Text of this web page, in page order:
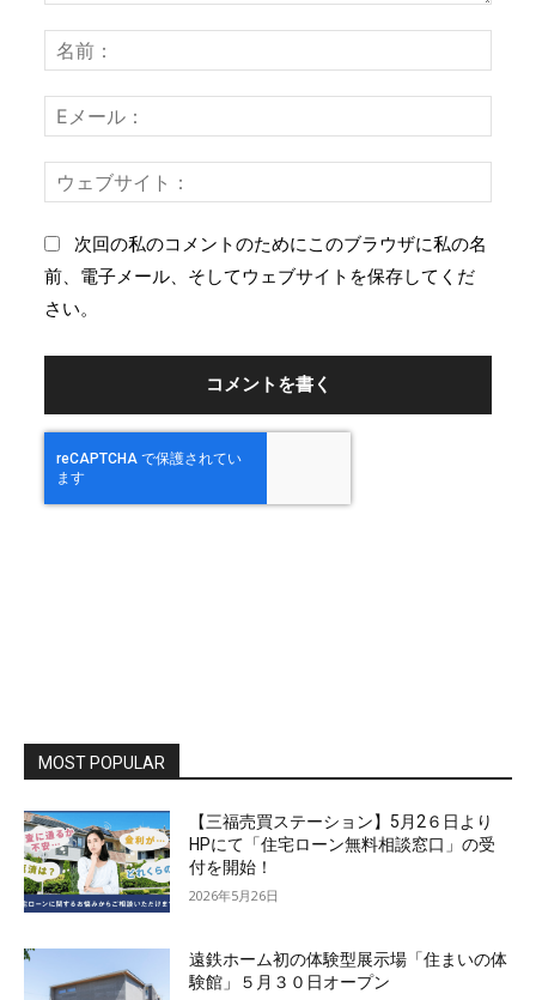
メ
ト
：
前
メ
ル
ェ
：
次回の私のコメントのためにこのブラウザに私の名
前、電子メール、そしてウェブサイトを保存してくだ
さい。
MOST POPULAR
【三福売買ステーション】5月2６日より
HPにて「住宅ローン無料相談窓口」の受
付を開始！
2026年5月26日
遠鉄ホーム初の体験型展示場「住まいの体
験館」５月３０日オープン